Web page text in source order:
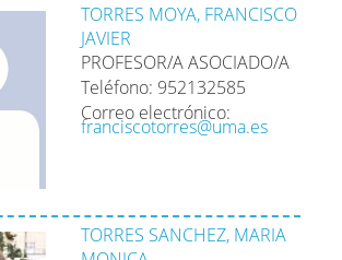
TORRES MOYA, FRANCISCO
JAVIER
PROFESOR/A ASOCIADO/A
Teléfono: 952132585
Correo electrónico:
franciscotorres@uma.es
TORRES SANCHEZ, MARIA